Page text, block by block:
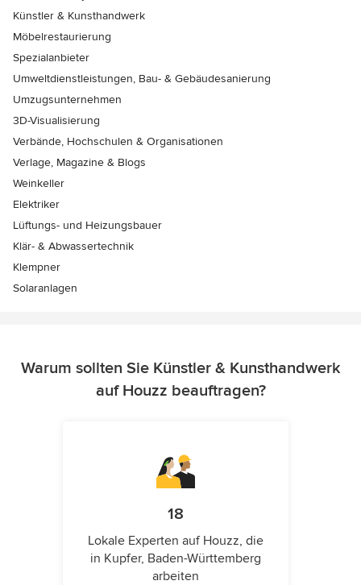
Künstler & Kunsthandwerk
Möbelrestaurierung
Spezialanbieter
Umweltdienstleistungen, Bau- & Gebäudesanierung
Umzugsunternehmen
3D-Visualisierung
Verbände, Hochschulen & Organisationen
Verlage, Magazine & Blogs
Weinkeller
Elektriker
Lüftungs- und Heizungsbauer
Klär- & Abwassertechnik
Klempner
Solaranlagen
Warum sollten Sie Künstler & Kunsthandwerk
auf Houzz beauftragen?
18
Lokale Experten auf Houzz, die
in Kupfer, Baden-Württemberg
arbeiten